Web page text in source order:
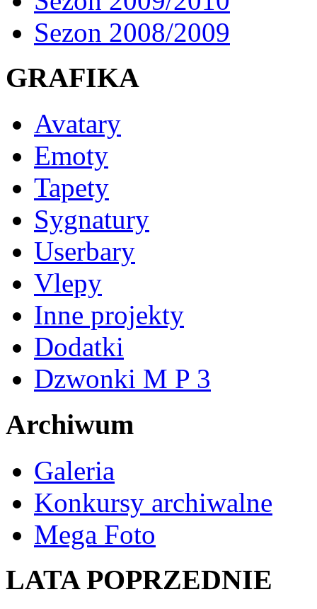
Sezon 2008/2009
GRAFIKA
Avatary
Emoty
Tapety
Sygnatury
Userbary
Vlepy
Inne projekty
Dodatki
Dzwonki M P 3
Archiwum
Galeria
Konkursy archiwalne
Mega Foto
LATA POPRZEDNIE